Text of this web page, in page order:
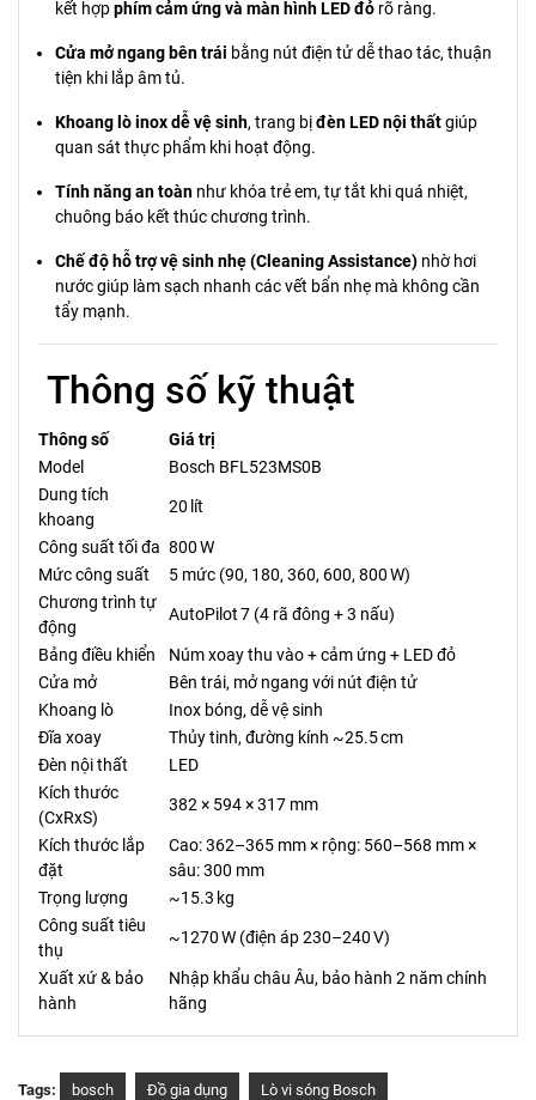
kết hợpphím cảm ứng và màn hình LED đỏ rõ ràng.
Cửa mở ngang bên trái bằng nút điện tử dễ thao tác, thuận
tiện khi lắp âm tủ.
Khoang lò inox dễ vệ sinh, trang bịđèn LED nội thấtgiúp
quan sát thực phẩm khi hoạt động.
Tính năng an toàn như khóa trẻ em, tự tắt khi quá nhiệt,
chuông báo kết thúc chương trình.
Chế độ hỗ trợ vệ sinh nhẹ (Cleaning Assistance) nhờ hơi
nước giúp làm sạch nhanh các vết bẩn nhẹ mà không cần
tẩy mạnh.
Thông số kỹ thuật
Thông số
Giá trị
Model
Bosch BFL523MS0B
Dung tích
khoang
20 lít
Công suất tối đa 800 W
Mức công suất
5 mức (90, 180, 360, 600, 800 W)
Chương trình tự
động
AutoPilot 7 (4 rã đông + 3 nấu)
Bảng điều khiển
Núm xoay thu vào + cảm ứng + LED đỏ
Cửa mở
Bên trái, mở ngang với nút điện tử
Khoang lò
Inox bóng, dễ vệ sinh
Đĩa xoay
Thủy tinh, đường kính ~25.5 cm
Đèn nội thất
LED
Kích thước
(CxRxS)
382 × 594 × 317 mm
Kích thước lắp
đặt
Cao: 362–365 mm × rộng: 560–568 mm ×
sâu: 300 mm
Trọng lượng
~15.3 kg
Công suất tiêu
thụ
~1270 W (điện áp 230–240 V)
Xuất xứ & bảo
hành
Nhập khẩu châu Âu, bảo hành 2 năm chính
hãng
Tags: bosch Đồ gia dụng Lò vi sóng Bosch